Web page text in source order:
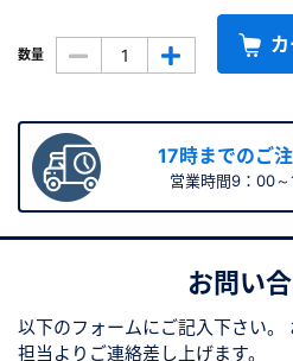
数量
17時までのご
営業時間9：00
お問い
以下のフォームにご記入下さい。
担当よりご連絡差し上げます。